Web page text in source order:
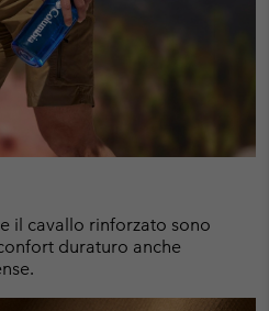
il cavallo rinforzato sono
duraturo anche